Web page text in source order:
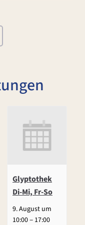
Glyptothek
Di-Mi, Fr-So
9. August um
10:00– 17:00